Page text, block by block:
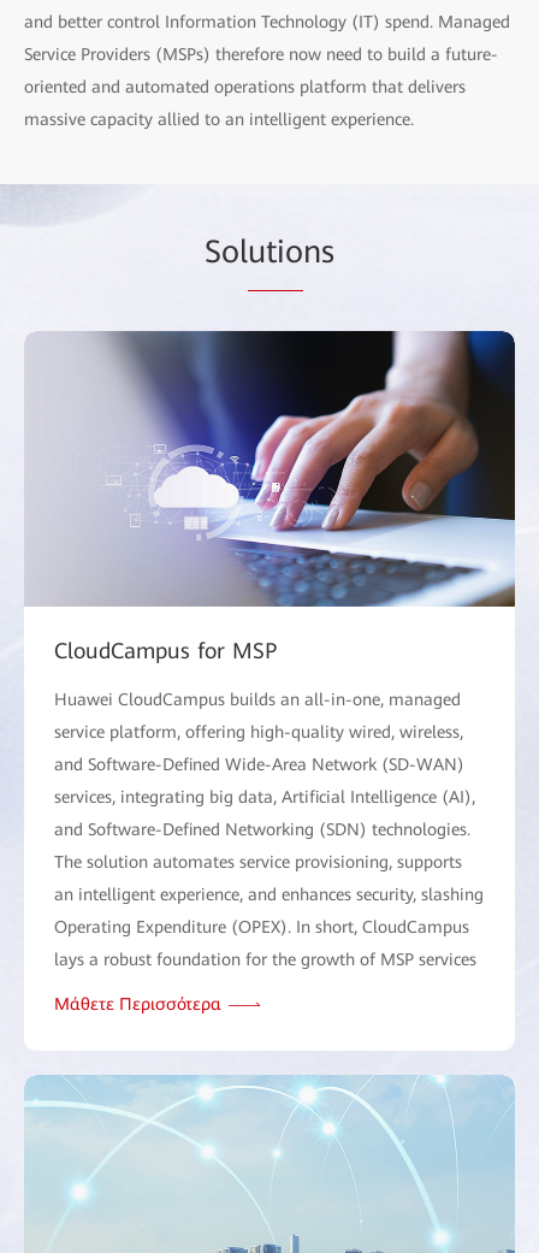
and better control Information Technology (IT) spend. Managed
Service Providers (MSPs) therefore now need to build a future-
oriented and automated operations platform that delivers
massive capacity allied to an intelligent experience.
Solutions
CloudCampus for MSP
Huawei CloudCampus builds an all-in-one, managed
service platform, offering high-quality wired, wireless,
and Software-Defined Wide-Area Network (SD-WAN)
services, integrating big data, Artificial Intelligence (AI),
and Software-Defined Networking (SDN) technologies.
The solution automates service provisioning, supports
an intelligent experience, and enhances security, slashing
Operating Expenditure (OPEX). In short, CloudCampus
lays a robust foundation for the growth of MSP services
Μάθετε Περισσότερα